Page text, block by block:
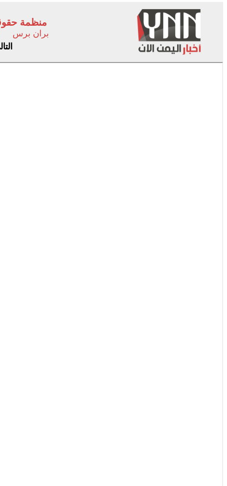
منظمة
بران برس